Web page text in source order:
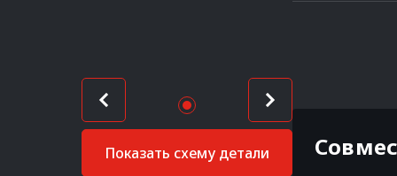
Показать схему детали